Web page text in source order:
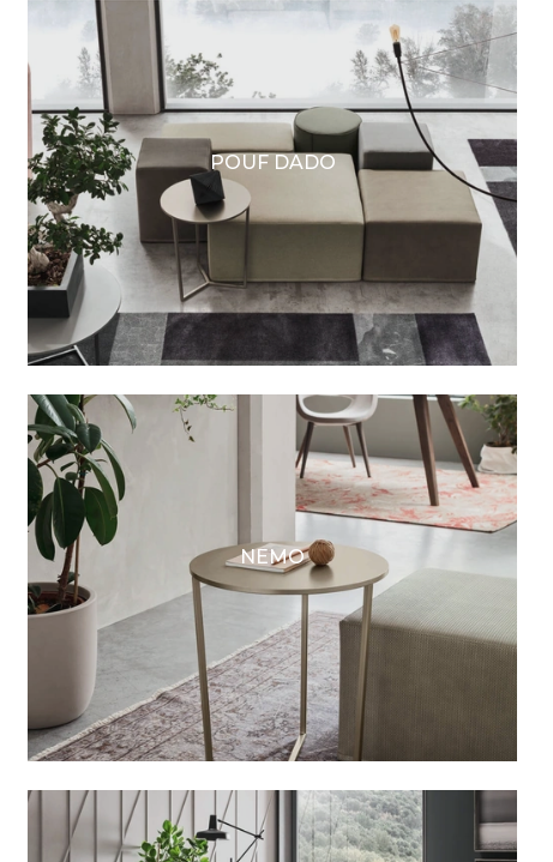
POUF DADO
NEMO